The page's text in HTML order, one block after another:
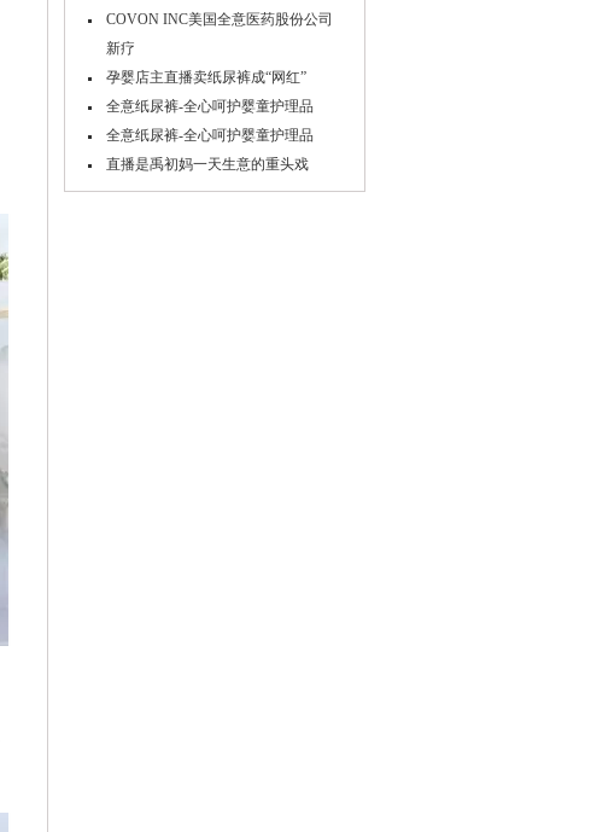
COVON INC美国全意医药股份公司
新疗
孕婴店主直播卖纸尿裤成“网红”
全意纸尿裤-全心呵护婴童护理品
全意纸尿裤-全心呵护婴童护理品
直播是禹初妈一天生意的重头戏